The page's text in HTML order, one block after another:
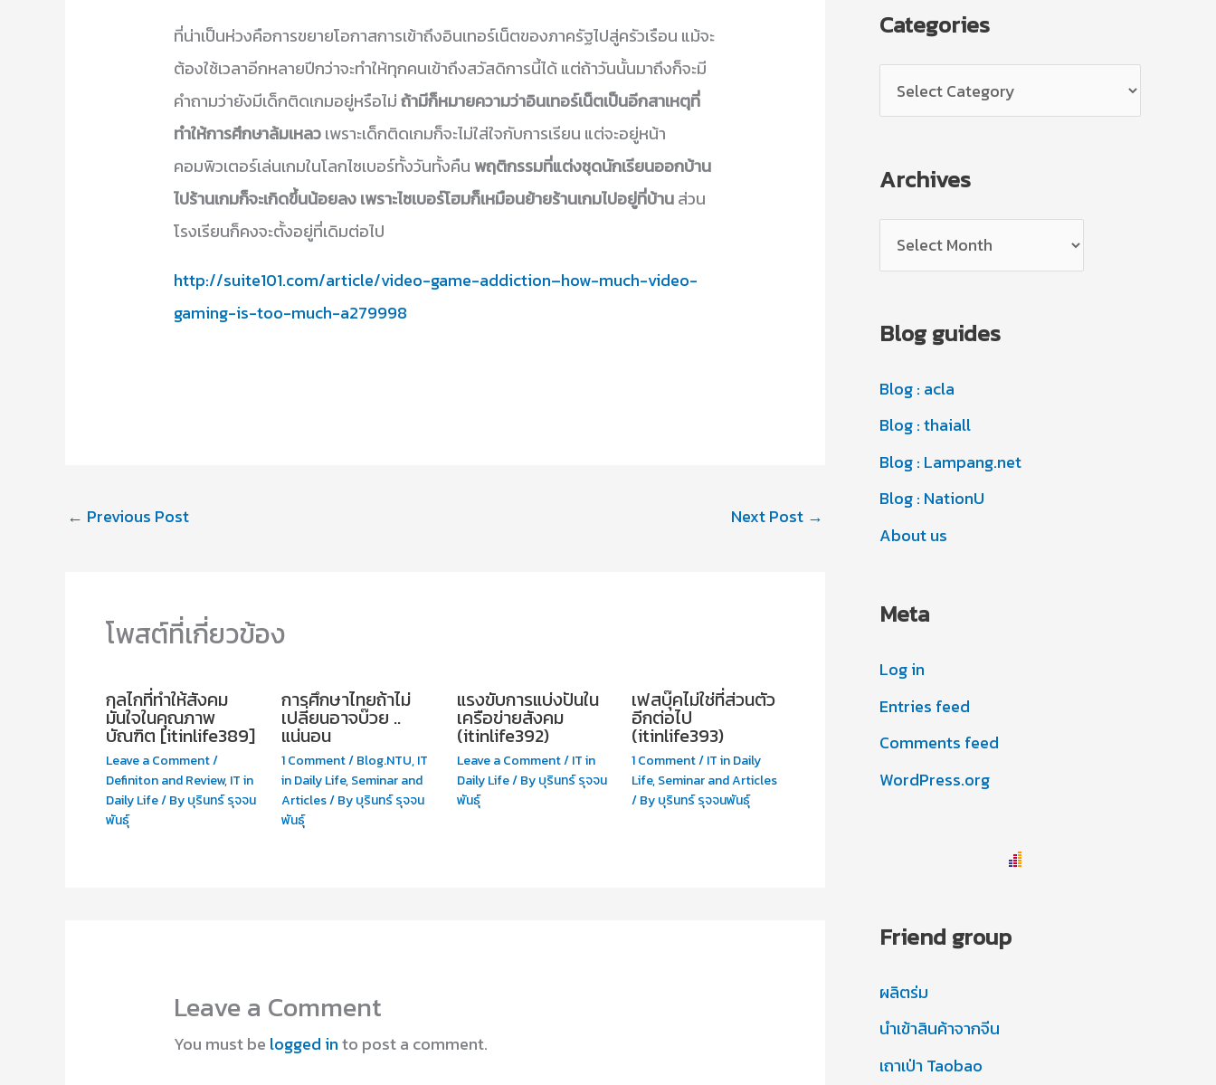
ที่น่าเป็นห่วงคือการขยายโอกาสการเข้าถึงอินเทอร์เน็ตของภาครัฐไปสู่ครัวเรือน แม้จะ
ต้องใช้เวลาอีกหลายปีกว่าจะทำให้ทุกคนเข้าถึงสวัสดิการนี้ได้ แต่ถ้าวันนั้นมาถึงก็จะมี
คำถามว่ายังมีเด็กติดเกมอยู่หรือไม่ถ้ามีก็หมายความว่าอินเทอร์เน็ตเป็นอีกสาเหตุที่
ทำให้การศึกษาล้มเหลวเพราะเด็กติดเกมก็จะไม่ใส่ใจกับการเรียน แต่จะอยู่หน้า
คอมพิวเตอร์เล่นเกมในโลกไซเบอร์ทั้งวันทั้งคืน พฤติกรรมที่แต่งชุดนักเรียนออกบ้าน
ไปร้านเกมก็จะเกิดขึ้นน้อยลง เพราะไซเบอร์โฮมก็เหมือนย้ายร้านเกมไปอยู่ที่บ้านส่วน
โรงเรียนก็คงจะตั้งอยู่ที่เดิมต่อไป
http://suite101.com/article/video-game-addiction–how-much-video-
gaming-is-too-much-a279998
← Previous Post Next Post →
โพสต์ที่เกี่ยวข้อง
กลไกที่ทำให้สังคม
มั่นใจในคุณภาพ
บัณฑิต [itinlife389]
Leave a Comment/
Definiton and Review,IT in
Daily Life/ Byบุรินทร์ รุจจน
พันธุ์
การศึกษาไทยถ้าไม่
เปลี่ยนอาจบ๊วย ..
แน่นอน
1 Comment/Blog.NTU,IT
in Daily Life,Seminar and
Articles/ Byบุรินทร์ รุจจน
พันธุ์
แรงขับการแบ่งปันใน
เครือข่ายสังคม
(itinlife392)
Leave a Comment/IT in
Daily Life/ Byบุรินทร์ รุจจน
พันธุ์
เฟสบุ๊คไม่ใช่ที่ส่วนตัว
อีกต่อไป
(itinlife393)
1 Comment/IT in Daily
Life,Seminar and Articles
/ Byบุรินทร์ รุจจนพันธุ์
Leave a Comment
You must be logged into post a comment.
Categories
a
e
r
e
Archives
r
h
v
e
s
Blog guides
Blog : acla
Blog : thaiall
Blog : Lampang.net
Blog : NationU
About us
Meta
Log in
Entries feed
Comments feed
WordPress.org
Friend group
ผลิตร่ม
นำเข้าสินค้าจากจีน
เถาเป่า Taobao